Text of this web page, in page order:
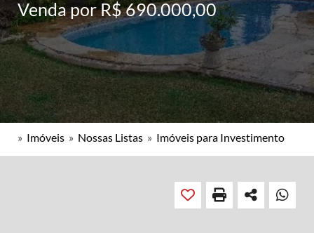
Venda por R$ 690.000,00
» Imóveis » Nossas Listas » Imóveis para Investimento